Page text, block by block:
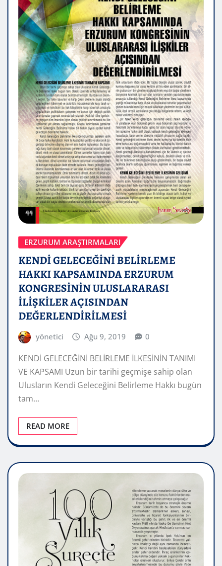
ERZURUM ARAŞTIRMALARI
KENDİ GELECEĞİNİ BELİRLEME
HAKKI KAPSAMINDA ERZURUM
KONGRESİNİN ULUSLARARASI
İLİŞKİLER AÇISINDAN
DEĞERLENDİRİLMESİ
yönetici Ağu 9, 2019 0
KENDİ GELECEĞİNİ BELİRLEME İLKESİNİN TANIMI
VE KAPSAMI Uzun bir tarihi geçmişe sahip olan
Ulusların Kendi Geleceğini Belirleme Hakkı bugün
tam…
READ MORE